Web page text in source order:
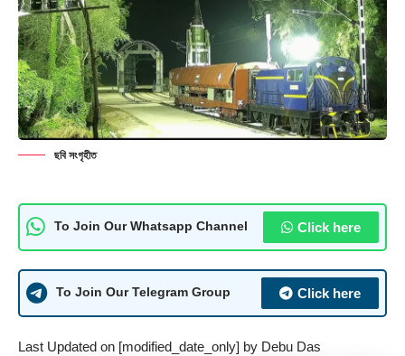
ছবি সংগৃহীত
To Join Our Whatsapp Channel Click here
To Join Our Telegram Group Click here
Last Updated on [modified_date_only] by Debu Das